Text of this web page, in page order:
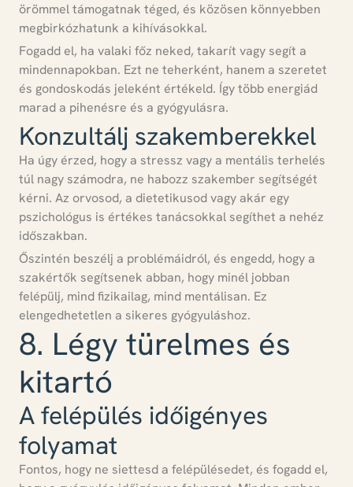
örömmel támogatnak téged, és közösen könnyebben
megbirkózhatunk a kihívásokkal.
Fogadd el, ha valaki főz neked, takarít vagy segít a
mindennapokban. Ezt ne teherként, hanem a szeretet
és gondoskodás jeleként értékeld. Így több energiád
marad a pihenésre és a gyógyulásra.
Konzultálj szakemberekkel
Ha úgy érzed, hogy a stressz vagy a mentális terhelés
túl nagy számodra, ne habozz szakember segítségét
kérni. Az orvosod, a dietetikusod vagy akár egy
pszichológus is értékes tanácsokkal segíthet a nehéz
időszakban.
Őszintén beszélj a problémáidról, és engedd, hogy a
szakértők segítsenek abban, hogy minél jobban
felépülj, mind fizikailag, mind mentálisan. Ez
elengedhetetlen a sikeres gyógyuláshoz.
8. Légy türelmes és
kitartó
A felépülés időigényes
folyamat
Fontos, hogy ne siettesd a felépülésedet, és fogadd el,